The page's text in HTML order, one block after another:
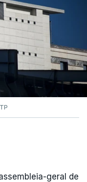
geral de